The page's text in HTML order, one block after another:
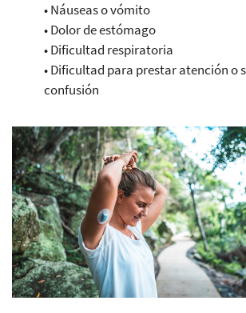
• Náuseas o vómito
• Dolor de estómago
• Dificultad respiratoria
• Dificultad para prestar atención o
confusión